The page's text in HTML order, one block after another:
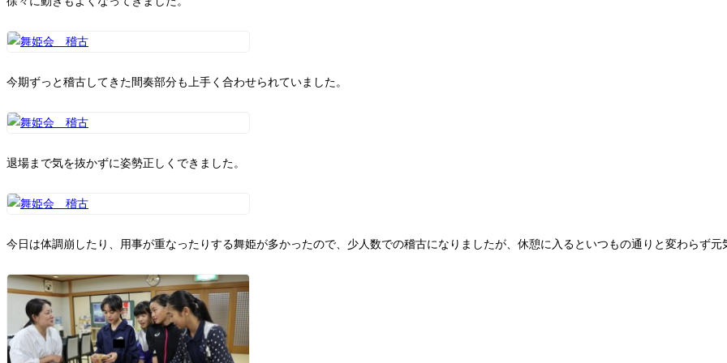
今期ずっと稽古してきた間奏部分も上手く合わせられていました。
退場まで気を抜かずに姿勢正しくできました。
今日は体調崩したり、用事が重なったりする舞姫が多かったので、少人数での稽古になりましたが、休憩に入るといつもの通りと変わらず元